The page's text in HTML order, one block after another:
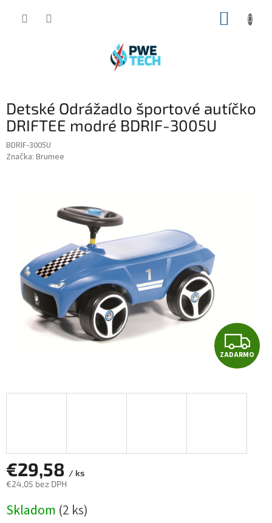
Detské Odrážadlo športové autíčko
DRIFTEE modré BDRIF-3005U
BDRIF-3005U
Značka: Brumee
Z
A
ZADARMO
€29,58 / ks
€24,05 bez DPH
cena:
Skladom (2 ks)